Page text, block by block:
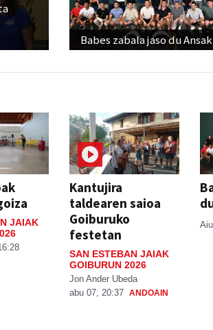
Babes zabala jaso du Ansak
JAIAK
Kantujira
taldearen saioa
Goiburuko
festetan
SAN ESTEBAN JAIAK
GOIBURUN 2026
Jon Ander Ubeda
abu 07, 20:37 ANDOAIN